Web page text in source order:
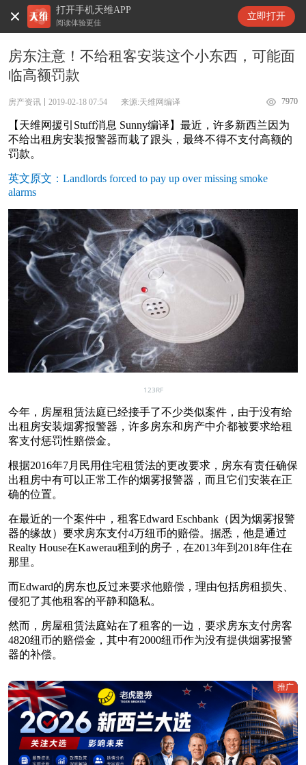
打开手机天维APP
阅读体验更佳
立即打开
天维新闻
房东注意！不给租客安装这个小东西，可能面
临高额罚款
房产资讯 2019-02-18 07:54 来源:天维网编译 7970
【天维网援引Stuff消息 Sunny编译】最近，许多新西兰因为
不给出租房安装报警器而栽了跟头，最终不得不支付高额的
罚款。
英文原文：Landlords forced to pay up over missing smoke
alarms
123RF
今年，房屋租赁法庭已经接手了不少类似案件，由于没有给
出租房安装烟雾报警器，许多房东和房产中介都被要求给租
客支付惩罚性赔偿金。
根据2016年7月民用住宅租赁法的更改要求，房东有责任确保
出租房中有可以正常工作的烟雾报警器，而且它们安装在正
确的位置。
在最近的一个案件中，租客Edward Eschbank（因为烟雾报警
器的缘故）要求房东支付4万纽币的赔偿。据悉，他是通过
Realty House在Kawerau租到的房子，在2013年到2018年住在
那里。
而Edward的房东也反过来要求他赔偿，理由包括房租损失、
侵犯了其他租客的平静和隐私。
然而，房屋租赁法庭站在了租客的一边，要求房东支付房客
4820纽币的赔偿金，其中有2000纽币作为没有提供烟雾报警
器的补偿。
推广